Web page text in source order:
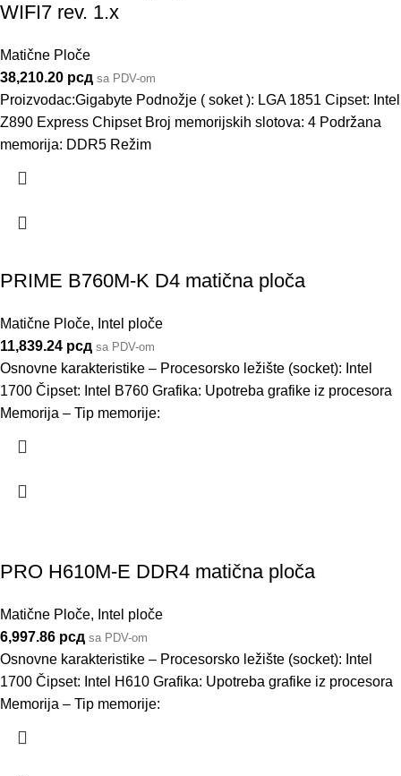
WIFI7 rev. 1.x
Matične Ploče
38,210.20 рсд sa PDV-om
Proizvodac:Gigabyte Podnožje ( soket ): LGA 1851 Cipset: Intel
Z890 Express Chipset Broj memorijskih slotova: 4 Podržana
memorija: DDR5 Režim
PRIME B760M-K D4 matična ploča
Matične Ploče, Intel ploče
11,839.24 рсд sa PDV-om
Osnovne karakteristike – Procesorsko ležište (socket): Intel
1700 Čipset: Intel B760 Grafika: Upotreba grafike iz procesora
Memorija – Tip memorije:
PRO H610M-E DDR4 matična ploča
Matične Ploče, Intel ploče
6,997.86 рсд sa PDV-om
Osnovne karakteristike – Procesorsko ležište (socket): Intel
1700 Čipset: Intel H610 Grafika: Upotreba grafike iz procesora
Memorija – Tip memorije: